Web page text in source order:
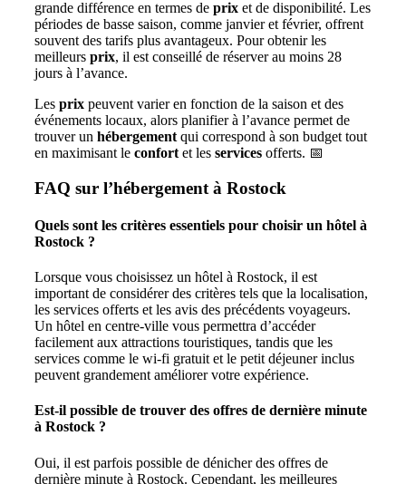
grande différence en termes de prix et de disponibilité. Les
périodes de basse saison, comme janvier et février, offrent
souvent des tarifs plus avantageux. Pour obtenir les
meilleurs prix, il est conseillé de réserver au moins 28
jours à l’avance.
Les prix peuvent varier en fonction de la saison et des
événements locaux, alors planifier à l’avance permet de
trouver un hébergement qui correspond à son budget tout
en maximisant le confort et les services offerts. 📅
FAQ sur l’hébergement à Rostock
Quels sont les critères essentiels pour choisir un hôtel à
Rostock ?
Lorsque vous choisissez un hôtel à Rostock, il est
important de considérer des critères tels que la localisation,
les services offerts et les avis des précédents voyageurs.
Un hôtel en centre-ville vous permettra d’accéder
facilement aux attractions touristiques, tandis que les
services comme le wi-fi gratuit et le petit déjeuner inclus
peuvent grandement améliorer votre expérience.
Est-il possible de trouver des offres de dernière minute
à Rostock ?
Oui, il est parfois possible de dénicher des offres de
dernière minute à Rostock. Cependant, les meilleures